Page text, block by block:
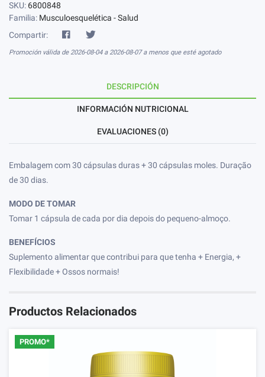
SKU: 6800848
Familia: Musculoesquelética - Salud
Compartir:
Promoción válida de 2026-08-04 a 2026-08-07 a menos que esté agotado
DESCRIPCIÓN
INFORMACIÓN NUTRICIONAL
EVALUACIONES (0)
Embalagem com 30 cápsulas duras + 30 cápsulas moles. Duração
de 30 dias.
MODO DE TOMAR
Tomar 1 cápsula de cada por dia depois do pequeno-almoço.
BENEFÍCIOS
Suplemento alimentar que contribui para que tenha + Energia, +
Flexibilidade + Ossos normais!
Productos Relacionados
PROMO*